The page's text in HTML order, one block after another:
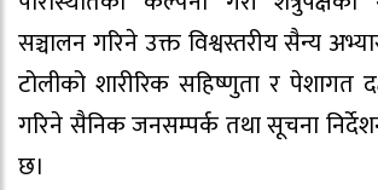
सञ्चालन गरिने उक्त विश्वस्तरीय सैन्य
टोलीको शारीरिक सहिष्णुता र पेशागत
गरिने सैनिक जनसम्पर्क तथा सूचना
छ।